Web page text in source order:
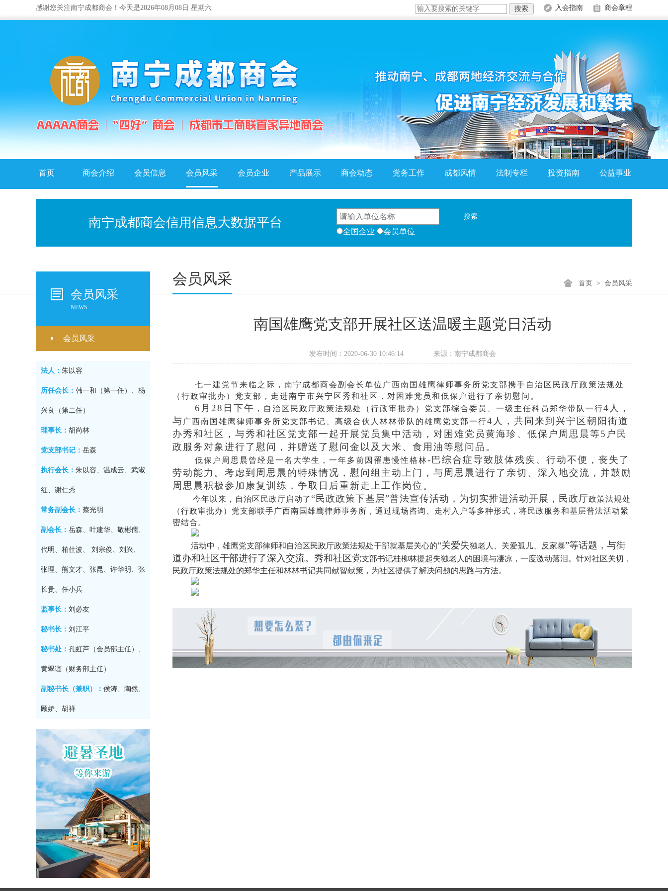
感谢您关注南宁成都商会！今天是2026年08月08日 星期六 入会指南 商会章程
首页 商会介绍 会员信息 会员风采 会员企业 产品展示 商会动态 党务工作 成都风情 法制专栏 投资指南 公益事业
南宁成都商会信用信息大数据平台
全国企业 会员单位
会员风采
NEWS
会员风采
法人： 朱以容
历任会长： 韩一和（第一任）、杨
兴良（第二任）
理事长： 胡尚林
党支部书记： 岳森
执行会长： 朱以容、温成云、武淑
红、谢仁秀
常务副会长： 蔡光明
副会长： 岳森、叶建华、敬彬儒、
代明、柏仕波、 刘宗俊、刘兴、
张理、熊文才、张昆、许华明、张
长贵、任小兵
监事长： 刘必友
秘书长： 刘江平
秘书处： 孔虹芦（会员部主任）、
黄翠谊（财务部主任）
副秘书长（兼职）： 侯涛、陶然、
顾娇、胡祥
会员风采 首页 > 会员风采
南国雄鹰党支部开展社区送温暖主题党日活动
发布时间：2020-06-30 10:46:14 来源：南宁成都商会
七一建党节来临之际，南宁成都商会副会长单位广西南国雄鹰律师事务所党支部携手自治区民政厅政策法规处
（行政审批办）党支部，走进南宁市兴宁区秀和社区，对困难党员和低保户进行了亲切慰问。
6月28日下午 ，自治区民政厅政策法规处（行政审批办）党支部综合委员、一级主任科员郑华带队一行4人，
与 广西南国雄鹰律师事务所党支部书记、高级合伙人林林带队的雄鹰党支部一行4人，共同来到兴宁区朝阳街道
办秀和社区，与秀和社区党支部一起开展党员集中活动，对困难党员黄海珍、低保户周思晨等5户民
政服务对象进行了慰问，并赠送了慰问金以及大米、食用油等慰问品。
低保户周思晨曾经是一名大学生，一年多前因罹患慢性格林-巴综合症导致肢体残疾、行动不便，丧失了
劳动能力。考虑到周思晨的特殊情况，慰问组主动上门，与周思晨进行了亲切、深入地交流，并鼓励
周思晨积极参加康复训练，争取日后重新走上工作岗位。
今年以来，自治区民政厅启动了 “民政政策下基层”普法宣传活动，为切实推进活动开展，民政厅政策法规处
（行政审批办）党支部联手广西南国雄鹰律师事务所，通过现场咨询、走村入户等多种形式，将民政服务和基层普法活动紧
密结合 。
活动中，雄鹰党支部律师和自治区民政厅政策法规处干部就基层关心的“关爱失独老人、关爱孤儿、反家暴”等话题，与街
道办和社区干部进行了深入交流。秀和社区党支部书记桂柳林提起失独老人的困境与凄凉，一度激动落泪。针对社区关切，
民政厅政策法规处的郑华主任和林林书记共同献智献策，为社区提供了解决问题的思路与方法。